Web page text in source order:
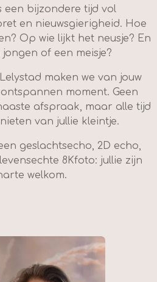
een bijzondere tijd vol
en nieuwsgierigheid. Hoe
Op wie lijkt het neusje? En
of een meisje?
maken we van jouw
moment. Geen
afspraak, maar alle tijd
van jullie kleintje.
geslachtsecho, 2D echo,
8Kfoto: jullie zijn
welkom.